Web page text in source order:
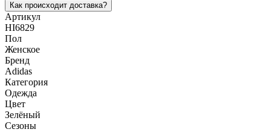
Как происходит доставка?
Артикул
HI6829
Пол
Женское
Бренд
Adidas
Категория
Одежда
Цвет
Зелёный
Сезоны